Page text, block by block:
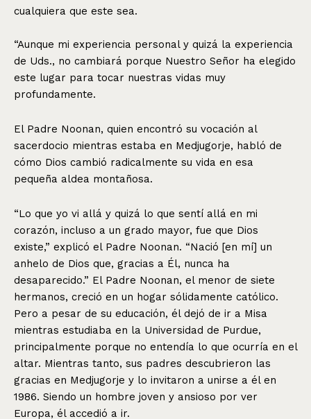
cualquiera que este sea.
“Aunque mi experiencia personal y quizá la experiencia
de Uds., no cambiará porque Nuestro Señor ha elegido
este lugar para tocar nuestras vidas muy
profundamente.
El Padre Noonan, quien encontró su vocación al
sacerdocio mientras estaba en Medjugorje, habló de
cómo Dios cambió radicalmente su vida en esa
pequeña aldea montañosa.
“Lo que yo vi allá y quizá lo que sentí allá en mi
corazón, incluso a un grado mayor, fue que Dios
existe,” explicó el Padre Noonan. “Nació [en mí] un
anhelo de Dios que, gracias a Él, nunca ha
desaparecido.” El Padre Noonan, el menor de siete
hermanos, creció en un hogar sólidamente católico.
Pero a pesar de su educación, él dejó de ir a Misa
mientras estudiaba en la Universidad de Purdue,
principalmente porque no entendía lo que ocurría en el
altar. Mientras tanto, sus padres descubrieron las
gracias en Medjugorje y lo invitaron a unirse a él en
1986. Siendo un hombre joven y ansioso por ver
Europa, él accedió a ir.